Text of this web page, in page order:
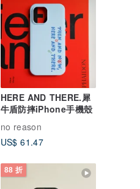
HERE AND THERE.犀
牛盾防摔iPhone手機殼
no reason
US$ 61.47
88 折